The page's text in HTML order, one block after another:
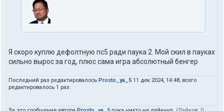
Я скоро куплю дефолтную пс5 ради паука 2. Мой скил в пауках
сильно вырос за год, плюс сама игра абсолютный бенгер
Последний раз редактировалось Prosto_ya_5 11 дек 2024, 14:48, всего
редактировалось 1 раз.